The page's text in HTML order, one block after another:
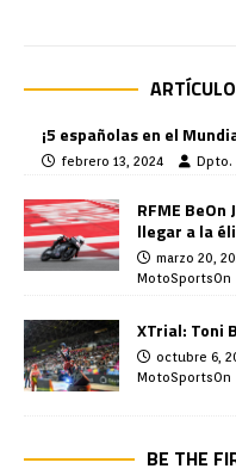
¡5 españolas en el
febrero 13, 2024 Dpto.
RFME
llegar a la
marzo 20,
MotoSportsOn
XTrial: Toni
octubre 6,
MotoSportsOn
BE THE